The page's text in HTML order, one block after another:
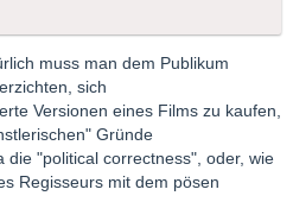
muss man dem Publikum
sich
Versionen eines Films zu kaufen,
Gründe
"political correctness", oder, wie
Regisseurs mit dem pösen